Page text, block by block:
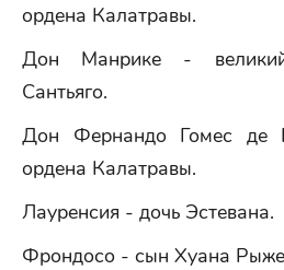
ордена Калатравы.
Дон Манрике -
Сантьяго.
Дон Фернандо Гомес де
ордена Калатравы.
Лауренсия - дочь Эстевана.
Фрондосо - сын Хуана